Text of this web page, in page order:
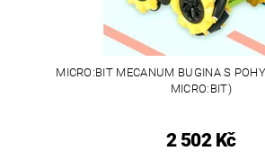
MICRO:BIT MECANUM BUGINA S
MICRO:BIT)
2 502 Kč